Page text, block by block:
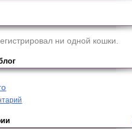
ни одной кошки.